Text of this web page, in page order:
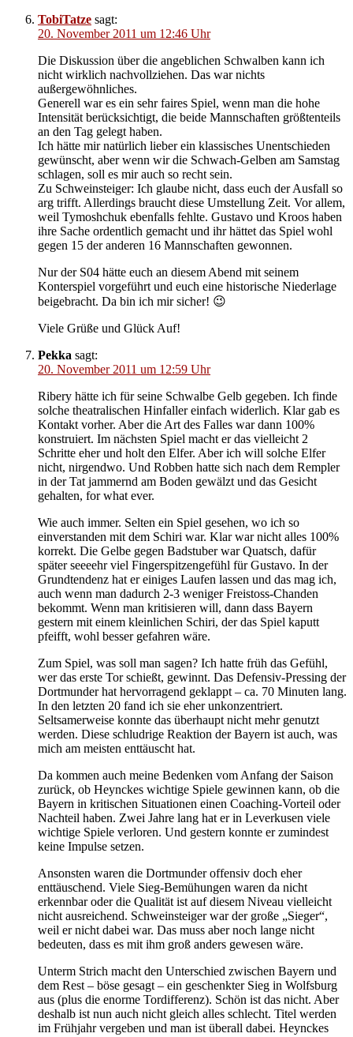
TobiTatze sagt:
20. November 2011 um 12:46 Uhr
Die Diskussion über die angeblichen Schwalben kann ich
nicht wirklich nachvollziehen. Das war nichts
außergewöhnliches.
Generell war es ein sehr faires Spiel, wenn man die hohe
Intensität berücksichtigt, die beide Mannschaften größtenteils
an den Tag gelegt haben.
Ich hätte mir natürlich lieber ein klassisches Unentschieden
gewünscht, aber wenn wir die Schwach-Gelben am Samstag
schlagen, soll es mir auch so recht sein.
Zu Schweinsteiger: Ich glaube nicht, dass euch der Ausfall so
arg trifft. Allerdings braucht diese Umstellung Zeit. Vor allem,
weil Tymoshchuk ebenfalls fehlte. Gustavo und Kroos haben
ihre Sache ordentlich gemacht und ihr hättet das Spiel wohl
gegen 15 der anderen 16 Mannschaften gewonnen.
Nur der S04 hätte euch an diesem Abend mit seinem
Konterspiel vorgeführt und euch eine historische Niederlage
beigebracht. Da bin ich mir sicher! 😉
Viele Grüße und Glück Auf!
Pekka sagt:
20. November 2011 um 12:59 Uhr
Ribery hätte ich für seine Schwalbe Gelb gegeben. Ich finde
solche theatralischen Hinfaller einfach widerlich. Klar gab es
Kontakt vorher. Aber die Art des Falles war dann 100%
konstruiert. Im nächsten Spiel macht er das vielleicht 2
Schritte eher und holt den Elfer. Aber ich will solche Elfer
nicht, nirgendwo. Und Robben hatte sich nach dem Rempler
in der Tat jammernd am Boden gewälzt und das Gesicht
gehalten, for what ever.
Wie auch immer. Selten ein Spiel gesehen, wo ich so
einverstanden mit dem Schiri war. Klar war nicht alles 100%
korrekt. Die Gelbe gegen Badstuber war Quatsch, dafür
später seeeehr viel Fingerspitzengefühl für Gustavo. In der
Grundtendenz hat er einiges Laufen lassen und das mag ich,
auch wenn man dadurch 2-3 weniger Freistoss-Chanden
bekommt. Wenn man kritisieren will, dann dass Bayern
gestern mit einem kleinlichen Schiri, der das Spiel kaputt
pfeifft, wohl besser gefahren wäre.
Zum Spiel, was soll man sagen? Ich hatte früh das Gefühl,
wer das erste Tor schießt, gewinnt. Das Defensiv-Pressing der
Dortmunder hat hervorragend geklappt – ca. 70 Minuten lang.
In den letzten 20 fand ich sie eher unkonzentriert.
Seltsamerweise konnte das überhaupt nicht mehr genutzt
werden. Diese schludrige Reaktion der Bayern ist auch, was
mich am meisten enttäuscht hat.
Da kommen auch meine Bedenken vom Anfang der Saison
zurück, ob Heynckes wichtige Spiele gewinnen kann, ob die
Bayern in kritischen Situationen einen Coaching-Vorteil oder
Nachteil haben. Zwei Jahre lang hat er in Leverkusen viele
wichtige Spiele verloren. Und gestern konnte er zumindest
keine Impulse setzen.
Ansonsten waren die Dortmunder offensiv doch eher
enttäuschend. Viele Sieg-Bemühungen waren da nicht
erkennbar oder die Qualität ist auf diesem Niveau vielleicht
nicht ausreichend. Schweinsteiger war der große „Sieger“,
weil er nicht dabei war. Das muss aber noch lange nicht
bedeuten, dass es mit ihm groß anders gewesen wäre.
Unterm Strich macht den Unterschied zwischen Bayern und
dem Rest – böse gesagt – ein geschenkter Sieg in Wolfsburg
aus (plus die enorme Tordifferenz). Schön ist das nicht. Aber
deshalb ist nun auch nicht gleich alles schlecht. Titel werden
im Frühjahr vergeben und man ist überall dabei. Heynckes